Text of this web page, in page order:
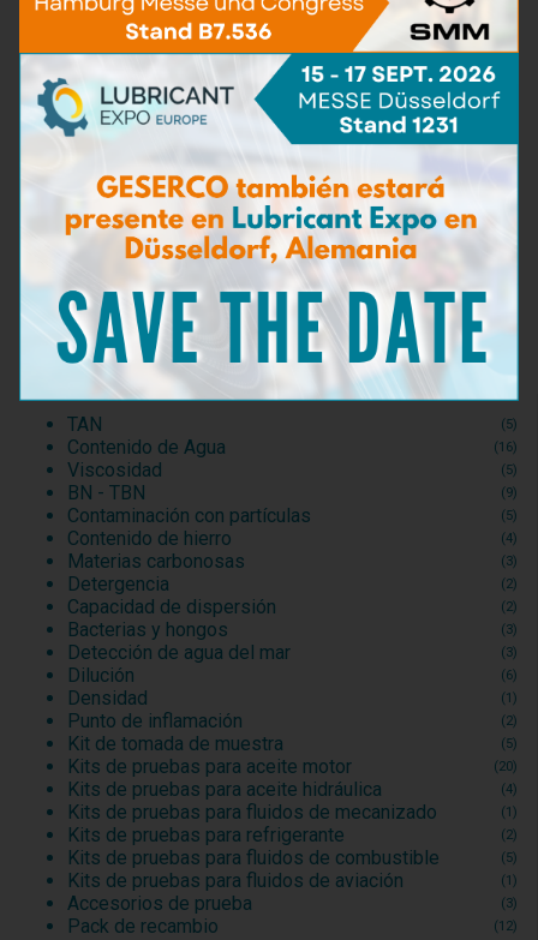
TAN (5)
Contenido de Agua (16)
Viscosidad (5)
BN - TBN (9)
Contaminación con partículas (5)
Contenido de hierro (4)
Materias carbonosas (3)
Detergencia (2)
Capacidad de dispersión (2)
Bacterias y hongos (3)
Detección de agua del mar (3)
Dilución (6)
Densidad (1)
Punto de inflamación (2)
Kit de tomada de muestra (5)
Kits de pruebas para aceite motor (20)
Kits de pruebas para aceite hidráulica (4)
Kits de pruebas para fluidos de mecanizado (1)
Kits de pruebas para refrigerante (2)
Kits de pruebas para fluidos de combustible (5)
Kits de pruebas para fluidos de aviación (1)
Accesorios de prueba (3)
Pack de recambio (12)
Dimensiones: 47 x 42 x 13 cm
Peso: 8 kg
El maletín incluye todos los accesorios, reactivos y manual
de instrucciones para realizar e interpretar50 pruebas.
Código del producto
Kit de prueba de hierro: IT9002
Pack de recambios – 50 pruebas de hierro: PP9113
Opciones
Kit de prueba de BN residual en aceite de drenaje: BN9006